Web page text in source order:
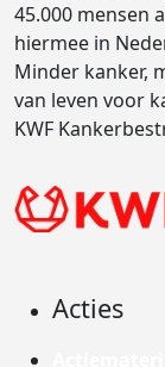
45.000 mensen
hiermee in
Minder kanker,
van leven voor
KWF
Acties